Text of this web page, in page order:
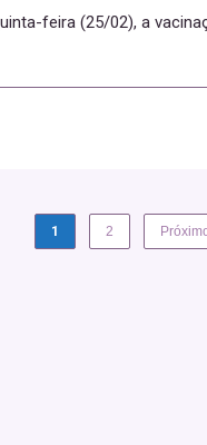
feira (25/02), a
1 2